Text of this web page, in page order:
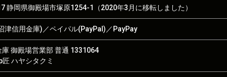
静岡県御殿場市塚原1254-1（2020年3月に移転しました）
津信用金庫)／ペイパル(PayPal)／PayPay
御殿場営業部 普通 1331064
ハヤシタクミ